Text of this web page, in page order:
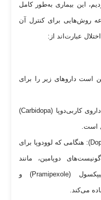
این بیماری به‌طور کامل
روش‌هایی برای کنترل آن
عبارت‌اند از:
است دارو‌های زیر را برای
لوودوپا (Levodopa): این دارو اغلب با داروی کاربی‌دوپا (Carbidopa)
است.
آگونیست‌های دوپامین (Dopamine agonists): هنگامی که لوودوپا برای
دوپامین، مانند
بروموکریپتین (Bromocriptine)، پرامیپکسول (Pramipexole) و